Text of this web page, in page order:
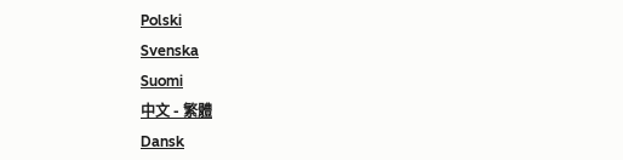
Polski
Svenska
Suomi
中文 - 繁體
Dansk